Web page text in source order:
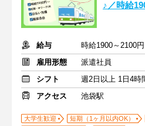
♪／時給
給与
時給1900～2100円
雇用形態
派遣社員
シフト
週2日以上 1日4時
アクセス
池袋駅
大学生歓迎 短期（1ヶ月以内OK）